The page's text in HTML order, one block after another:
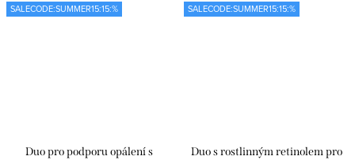
SALECODE:SUMMER15:15:%
Duo pro podporu opálení s
SALECODE:SUMMER15:15:%
Duo s rostlinným retinolem pro